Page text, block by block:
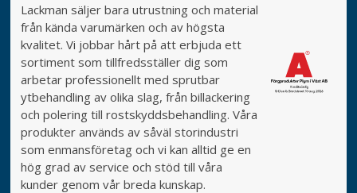
Lackman säljer bara utrustning och material
från kända varumärken och av högsta
kvalitet. Vi jobbar hårt på att erbjuda ett
sortiment som tillfredsställer dig som
arbetar professionellt med sprutbar
ytbehandling av olika slag, från billackering
och polering till rostskyddsbehandling. Våra
produkter används av såväl storindustri
som enmansföretag och vi kan alltid ge en
hög grad av service och stöd till våra
kunder genom vår breda kunskap.